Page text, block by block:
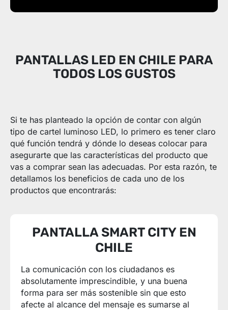
PANTALLAS LED EN CHILE PARA
TODOS LOS GUSTOS
Si te has planteado la opción de contar con algún
tipo de cartel luminoso LED, lo primero es tener claro
qué función tendrá y dónde lo deseas colocar para
asegurarte que las características del producto que
vas a comprar sean las adecuadas. Por esta razón, te
detallamos los beneficios de cada uno de los
productos que encontrarás:
PANTALLA SMART CITY EN
CHILE
La comunicación con los ciudadanos es
absolutamente imprescindible, y una buena
forma para ser más sostenible sin que esto
afecte al alcance del mensaje es sumarse al